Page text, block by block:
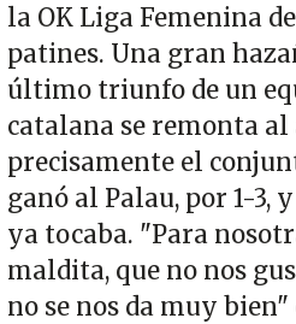
la OK Liga Femenina
patines. Una gran
último triunfo de un
catalana se remonta al
precisamente el
ganó al Palau, por 1-3,
ya tocaba. "Para
maldita, que no nos
no se nos da muy bien"